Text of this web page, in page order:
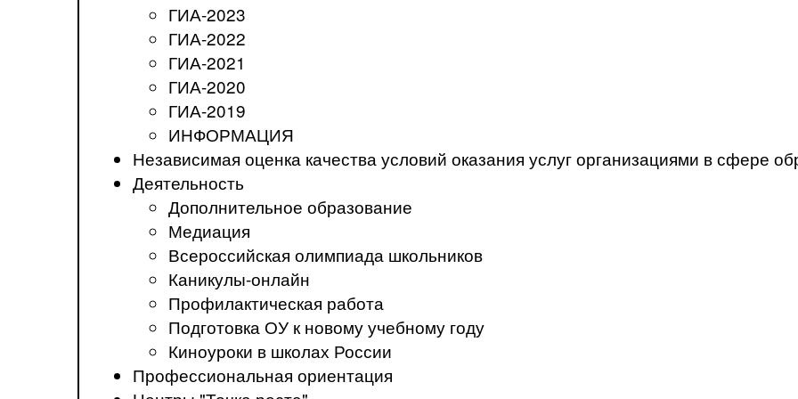
ГИА-2023
ГИА-2022
ГИА-2021
ГИА-2020
ГИА-2019
ИНФОРМАЦИЯ
Независимая оценка качества условий оказания услуг организациями в сфере
Деятельность
Дополнительное образование
Медиация
Всероссийская олимпиада школьников
Каникулы-онлайн
Профилактическая работа
Подготовка ОУ к новому учебному году
Киноуроки в школах России
Профессиональная ориентация